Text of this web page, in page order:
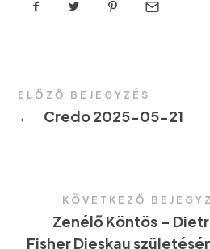
ELŐZŐ BEJEGYZÉS
← Credo 2025-05-21
KÖVETKEZŐ
Zenélő Köntös –
Fisher Dieskau